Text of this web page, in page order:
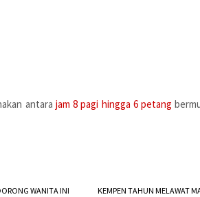
antara jam 8 pagi hingga 6 petang
KEMPEN TAHUN MELAWAT
WANITA INI